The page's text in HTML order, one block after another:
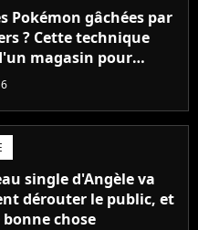
Pokémon gâchées par
? Cette technique
magasin pour
single d'Angèle va
dérouter le public, et
chose